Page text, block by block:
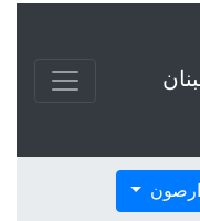
ارصون